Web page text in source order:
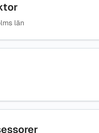
län